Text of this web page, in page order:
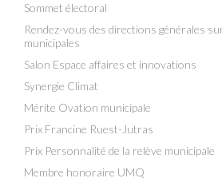
Sommet électoral
Rendez-vous des directions générales
municipales
Salon Espace affaires et innovations
Synergie Climat
Mérite Ovation municipale
Prix Francine Ruest-Jutras
Prix Personnalité de la relève municipale
Membre honoraire UMQ